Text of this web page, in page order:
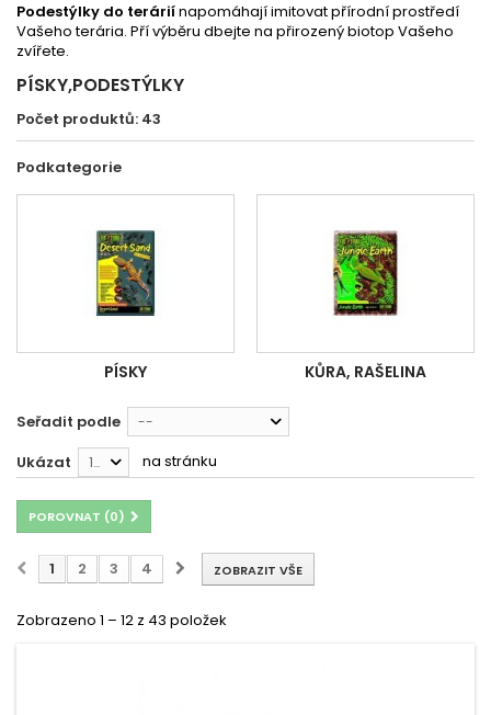
Podestýlky do teráriínapomáhají imitovat přírodní prostředí
Vašeho terária. Pří výběru dbejte na přirozený biotop Vašeho
zvířete.
PÍSKY,PODESTÝLKY
Počet produktů: 43
Podkategorie
PÍSKY KŮRA, RAŠELINA
Seřadit podle --
Ukázat 12 na stránku
POROVNAT (0)
ZOBRAZIT VŠE
1 2 3 4
Zobrazeno 1 – 12 z 43 položek